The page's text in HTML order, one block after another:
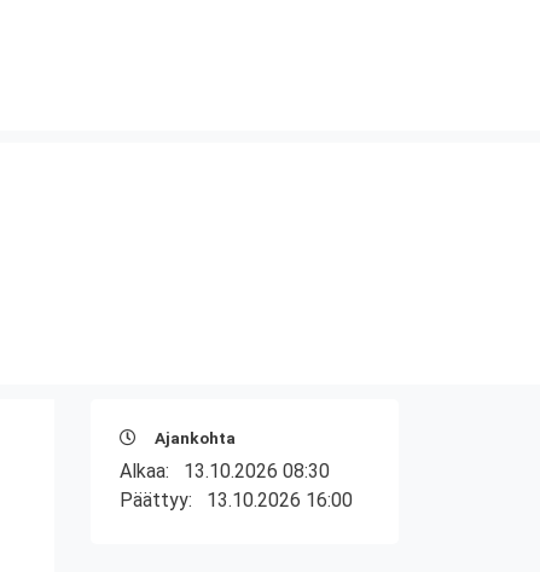
Ajankohta
Alkaa: 13.10.2026 08:30
Päättyy: 13.10.2026 16:00